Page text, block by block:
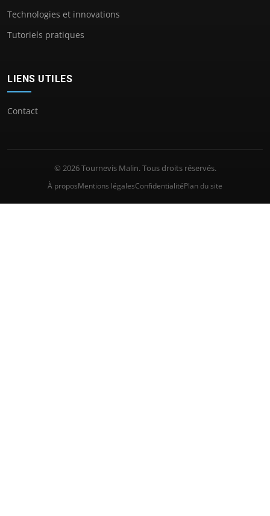
Technologies et innovations
Tutoriels pratiques
LIENS UTILES
Contact
© 2026 Tournevis Malin. Tous droits réservés.
À proposMentions légalesConfidentialitéPlan du site